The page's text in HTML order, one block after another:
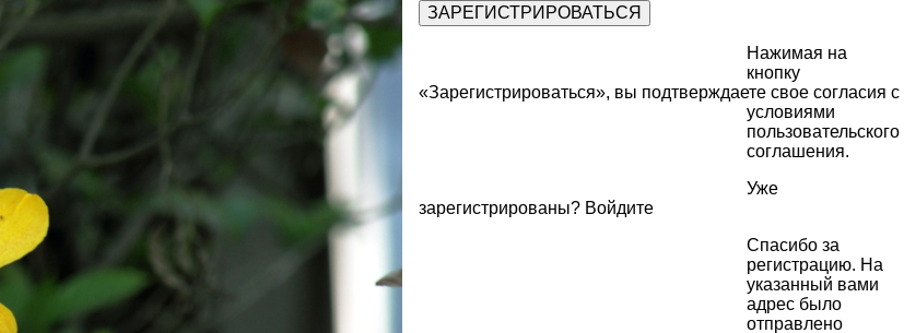
Нажимая на
кнопку
«Зарегистрироваться», вы подтверждаете свое согласия с
условиями
пользовательского
соглашения.
Уже
зарегистрированы? Войдите
Спасибо за
регистрацию. На
указанный вами
адрес было
отправлено